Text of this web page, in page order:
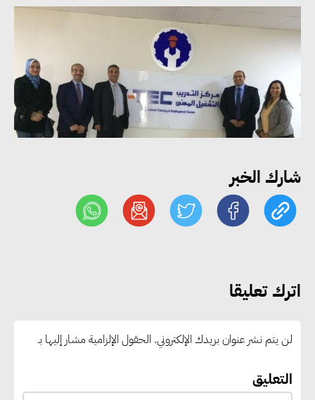
شارك الخبر
اترك تعليقا
لن يتم نشر عنوان بريدك الإلكتروني. الحقول الإلزامية مشار إليها بـ
التعليق
خلال يوليو.. إنقاذ كبار بلا مأوى ولم
شمل مواطن بأسرته وحماية سيدة
مسنة
«التضامن» تطلق مبادرة «بكرة
المدرسة.. الخير في مصر» لتوفير
مصر والبرازيل تبحثان تعزيز